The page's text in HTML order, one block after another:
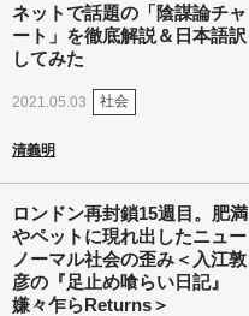
ネットで話題の「陰謀論チャ
ート」を徹底解説＆日本語訳
してみた
2021.05.03 社会
清義明
ロンドン再封鎖15週目。肥満
やペットに現れ出したニュー
ノーマル社会の歪み＜入江敦
彦の『足止め喰らい日記』
嫌々乍らReturns＞